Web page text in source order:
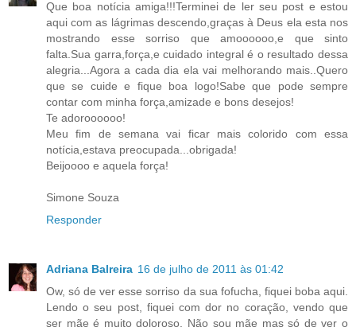
Que boa notícia amiga!!!Terminei de ler seu post e estou
aqui com as lágrimas descendo,graças à Deus ela esta nos
mostrando esse sorriso que amoooooo,e que sinto
falta.Sua garra,força,e cuidado integral é o resultado dessa
alegria...Agora a cada dia ela vai melhorando mais..Quero
que se cuide e fique boa logo!Sabe que pode sempre
contar com minha força,amizade e bons desejos!
Te adoroooooo!
Meu fim de semana vai ficar mais colorido com essa
notícia,estava preocupada...obrigada!
Beijoooo e aquela força!
Simone Souza
Responder
Adriana Balreira 16 de julho de 2011 às 01:42
Ow, só de ver esse sorriso da sua fofucha, fiquei boba aqui.
Lendo o seu post, fiquei com dor no coração, vendo que
ser mãe é muito doloroso. Não sou mãe mas só de ver o